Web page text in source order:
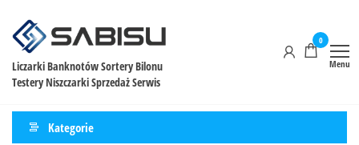
Liczarki Banknotów Sortery Bilonu
Testery Niszczarki Sprzedaż Serwis
0
Menu
Kategorie